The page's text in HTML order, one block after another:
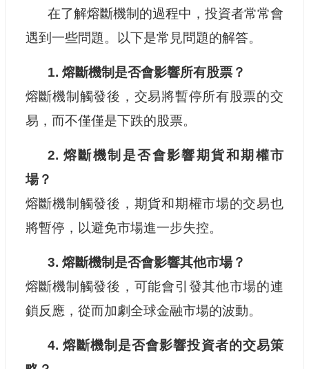
在了解熔斷機制的過程中，投資者常常會
遇到一些問題。以下是常見問題的解答。
1. 熔斷機制是否會影響所有股票？
熔斷機制觸發後，交易將暫停所有股票的交
易，而不僅僅是下跌的股票。
2. 熔斷機制是否會影響期貨和期權市
場？
熔斷機制觸發後，期貨和期權市場的交易也
將暫停，以避免市場進一步失控。
3. 熔斷機制是否會影響其他市場？
熔斷機制觸發後，可能會引發其他市場的連
鎖反應，從而加劇全球金融市場的波動。
4. 熔斷機制是否會影響投資者的交易策